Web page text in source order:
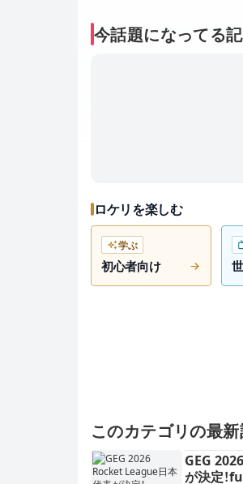
今話題になってる
ロケリを楽しむ
学ぶ
初心者向け
このカテゴリの最新
GEG
が決定！